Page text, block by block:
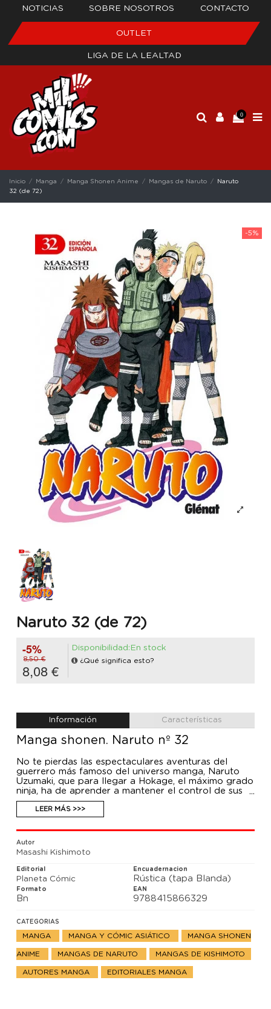
NOTICIAS SOBRE NOSOTROS CONTACTO
OUTLET
LIGA DE LA LEALTAD
0
Inicio Manga Manga Shonen Anime Mangas de Naruto
Naruto
32 (de 72)
-5%
Naruto 32 (de 72)
-5%
8,50 €
8,08 €
Disponibilidad:En stock
¿Qué significa esto?
Información Características
Manga shonen. Naruto nº 32
No te pierdas las espectaculares aventuras del
guerrero más famoso del universo manga, Naruto
Uzumaki, que para llegar a Hokage, el máximo grado
ninja, ha de aprender a mantener el control de sus
increíbles poderes.
LEER MÁS >>>
Autor
Masashi Kishimoto
Editorial
Planeta Cómic
Encuadernacion
Rústica (tapa Blanda)
Formato
Bn
EAN
9788415866329
CATEGORIAS
MANGA MANGA Y CÓMIC ASIÁTICO MANGA SHONEN
ANIME MANGAS DE NARUTO MANGAS DE KISHIMOTO
AUTORES MANGA EDITORIALES MANGA